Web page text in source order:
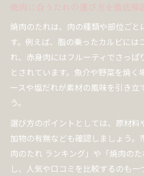
焼肉のタレ作り方で味に
手作り焼肉たれで味わう本格
焼肉のたれ手作りで本格
焼肉のたれレシピで味の
焼肉のタレ手作りで最強
焼肉のたれ簡単手作り術
焼肉の魅力を引き立てるたれ
焼肉に合うたれアレンジ
焼肉のタレで野菜や魚介
焼肉に合うたれの選び方を徹底解
焼肉のたれは、肉の種類や部位ごと
す。例えば、脂の乗ったカルビには
れ、赤身肉にはフルーティでさっぱ
とされています。魚介や野菜を焼く
ースや塩だれが素材の風味を引き立
う。
選び方のポイントとしては、原材料
加物の有無なども確認しましょう。
肉のたれ ランキング」や「焼肉の
し、人気や口コミを比較するのも一